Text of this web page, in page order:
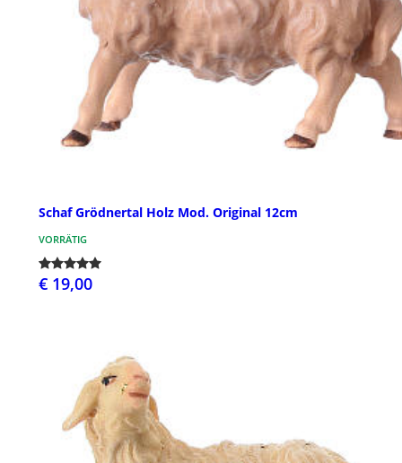
Schaf Grödnertal Holz Mod. Original 12cm
VORRÄTIG
€ 19,00